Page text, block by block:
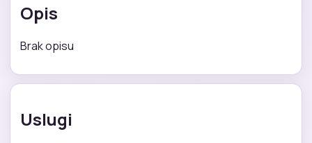
Opis
Brak opisu
Uslugi